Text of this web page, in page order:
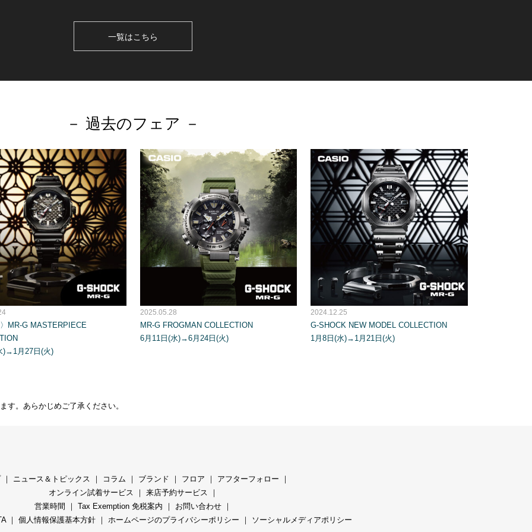
一覧はこちら
－ 過去のフェア －
MR-G MASTERPIECE
)→1月27日(火)
2025.05.28
MR-G FROGMAN COLLECTION
6月11日(水)→6月24日(火)
2024.12.25
G-SHOCK NEW MODEL COLLECTION
1月8日(水)→1月21日(火)
す。あらかじめご了承ください。
｜ ニュース＆トピックス ｜ コラム ｜ ブランド ｜ フロア ｜ アフターフォロー ｜
オンライン試着サービス ｜ 来店予約サービス ｜
営業時間
｜ Tax Exemption 免税案内 ｜ お問い合わせ ｜
｜ 個人情報保護基本方針 ｜ ホームページのプライバシーポリシー ｜ ソーシャルメディアポリシー